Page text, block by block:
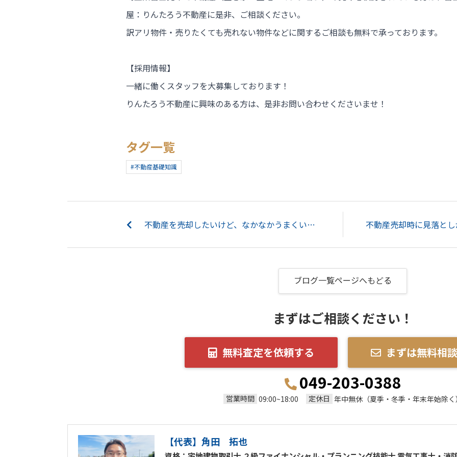
屋：りんたろう不動産に是非、ご相談ください。
訳アリ物件・売りたくても売れない物件などに関するご相談も無料で承っております。
【採用情報】
一緒に働くスタッフを大募集しております！
りんたろう不動産に興味のある方は、是非お問い合わせくださいませ！
タグ一覧
#不動産基礎知識
不動産を売却したいけど、なかなかうまくいかない方へ...
ブログ一覧ページへもどる
まずはご相談ください！
無料査定を依頼する まずは無料相
049-203-0388
営業時間 09:00~18:00 定休日 年中無休（夏季・冬季・年末年始除く）
【代表】角田 拓也